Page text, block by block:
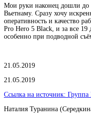
Мои руки наконец дошли до
Вьетнаму. Сразу хочу
оперативность и качество
Pro Hero 5 Black, и за все 19
особенно при подводной
21.05.2019
21.05.2019
Ссылка на источник: Группа
Наталия Туранина